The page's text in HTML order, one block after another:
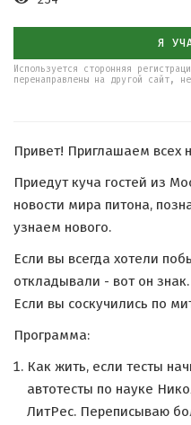
Я
Используется сторонняя
перенаправлены на другой сайт,
Привет! Приглашаем всех
Приедут куча гостей из
новости мира питона,
узнаем нового.
Если вы всегда хотели
откладывали - вот он знак.
Если вы соскучились по
Программа:
Как жить, если тесты
автотесты по науке
ЛитРес. Переписываю